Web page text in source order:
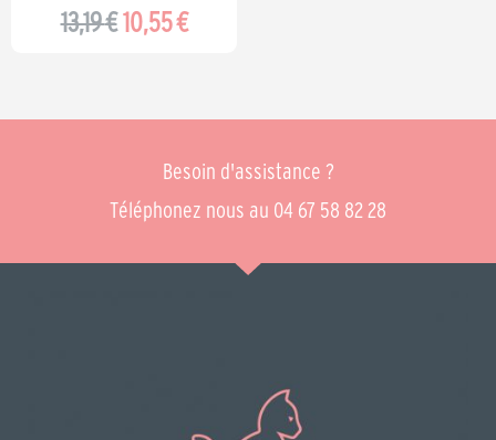
13,19€10,55€
Besoin d'assistance ?
Téléphonez nous au 04 67 58 82 28